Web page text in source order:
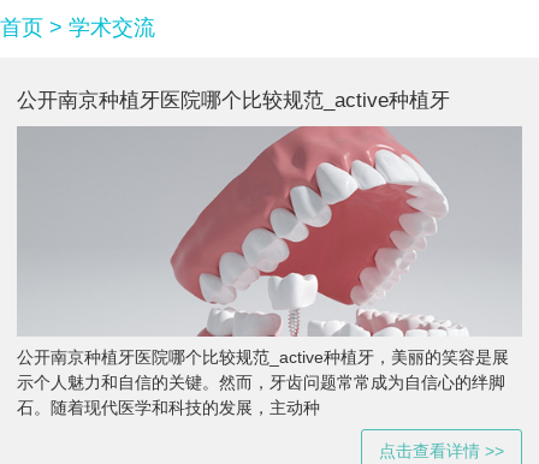
首页 > 学术交流
公开南京种植牙医院哪个比较规范_active种植牙
公开南京种植牙医院哪个比较规范_active种植牙，美丽的笑容是展
示个人魅力和自信的关键。然而，牙齿问题常常成为自信心的绊脚
石。随着现代医学和科技的发展，主动种
点击查看详情 >>